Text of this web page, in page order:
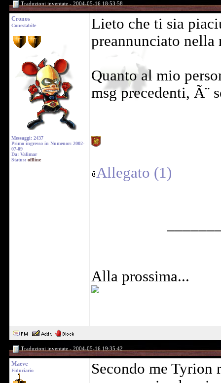
Traduzioni inventate - 2004-05-16 18:53:58
Cronos
Conestabile
Messaggi: 2437
Primo ingresso in Numenor: 2002-
07-09
Da: Valimar
Status: offline
Lieto che ti sia
preannunciato
Quanto al mio
msg precedenti, Ã¨
Allegato (1)
Alla prossima...
Traduzioni inventate - 2004-05-16 19:35:42
Maeve
Fiduciario
Secondo me